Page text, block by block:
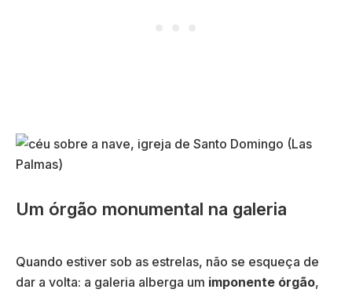
Um órgão monumental na galeria
Quando estiver sob as estrelas, não se esqueça de
dar a volta: a galeria alberga um imponente órgão,